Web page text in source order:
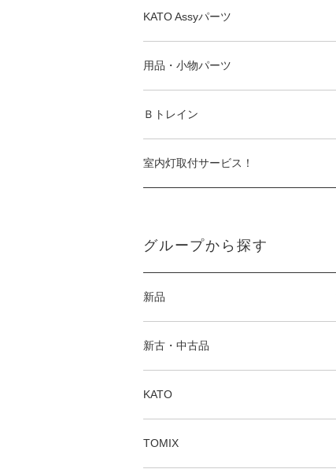
KATO Assyパーツ
用品・小物パーツ
Ｂトレイン
室内灯取付サービス！
グループから探す
新品
新古・中古品
KATO
TOMIX